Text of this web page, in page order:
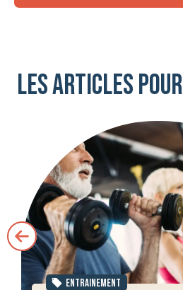
Les articles pour
ENTRAINEMENT